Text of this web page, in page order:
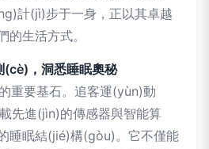
計(jì)步于一身，正以其卓越
的生活方式。
，洞悉睡眠奧秘
重要基石。追客運(yùn)動
先進(jìn)的傳感器與智能算
睡眠結(jié)構(gòu)。它不僅能